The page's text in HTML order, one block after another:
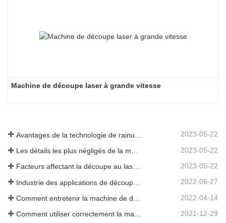
Machine de découpe laser à grande vitesse
2023-05-22
2023-05-22
Facteurs affectant la découpe au laser du métal 2023-05-22
2022-06-27
2022-04-14
Comment utiliser correctement la machine de découpe laser? 2021-12-29